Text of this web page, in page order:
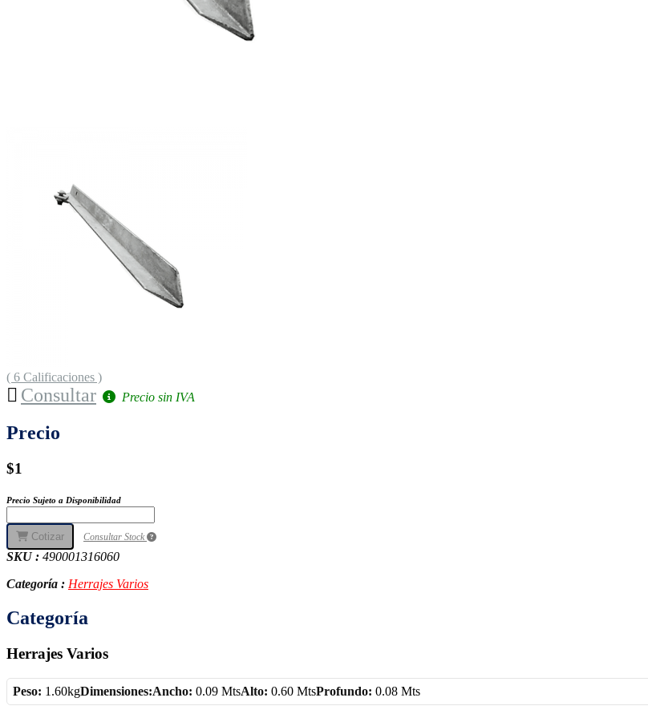
( 6 Calificaciones )
Consultar Precio sin IVA
Precio
$1
Precio Sujeto a Disponibilidad
Cotizar Consultar Stock
SKU : 490001316060
Categoría : Herrajes Varios
Categoría
Herrajes Varios
Peso: 1.60kgDimensiones:Ancho: 0.09 MtsAlto: 0.60 MtsProfundo: 0.08 Mts